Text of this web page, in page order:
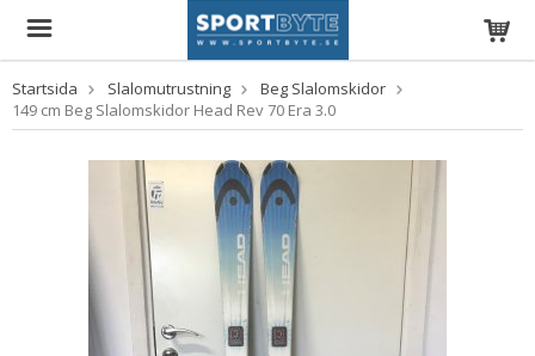
Startsida Slalomutrustning
Beg Slalomskidor
149 cm Beg Slalomskidor Head Rev 70 Era 3.0